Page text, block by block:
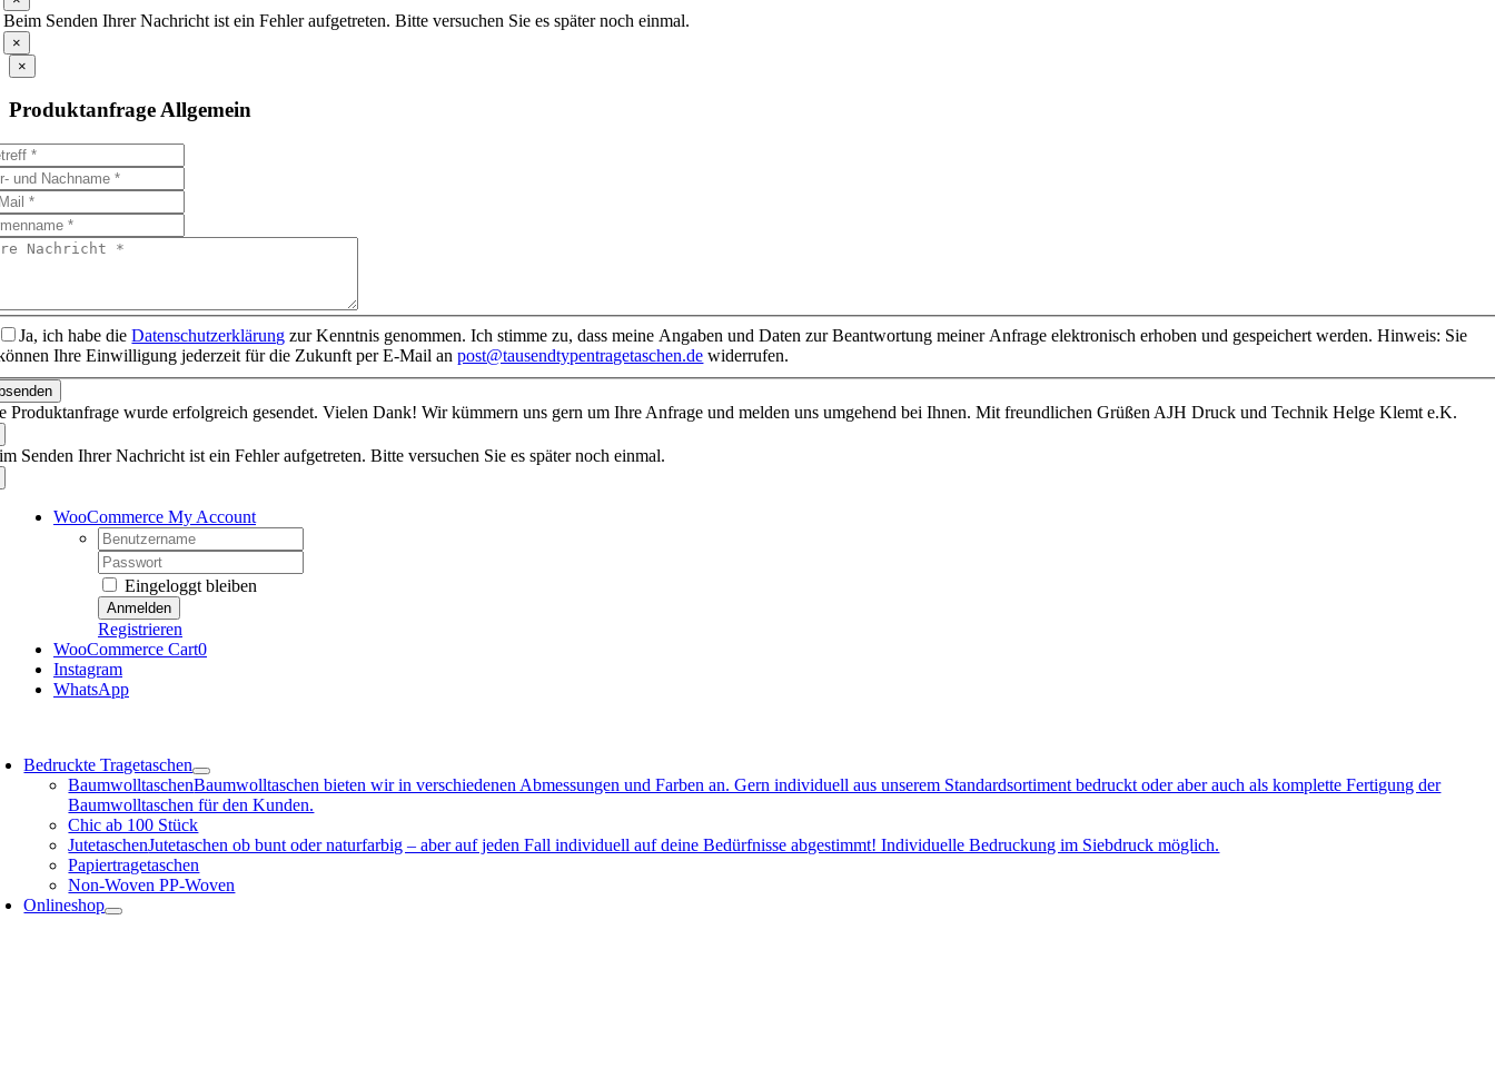
Beim Senden Ihrer Nachricht ist ein Fehler aufgetreten. Bitte versuchen Sie es später noch einmal.
×
×
Produktanfrage Allgemein
Ja, ich habe dieDatenschutzerklärung zur Kenntnis genommen. Ich stimme zu, dass meine Angaben und Daten zur Beantwortung meiner Anfrage elektronisch erhoben und gespeichert werden. Hinweis: Sie
Ihre Einwilligung jederzeit für die Zukunft per E-Mail anpost@tausendtypentragetaschen.de widerrufen.
Produktanfrage wurde erfolgreich gesendet. Vielen Dank! Wir kümmern uns gern um Ihre Anfrage und melden uns umgehend bei Ihnen. Mit freundlichen Grüßen AJH Druck und Technik Helge Klemt e.K.
Senden Ihrer Nachricht ist ein Fehler aufgetreten. Bitte versuchen Sie es später noch einmal.
WooCommerce My Account
Username:
Password:
Eingeloggt bleiben
Registrieren
WooCommerce Cart0
Instagram
WhatsApp
Bedruckte Tragetaschen
BaumwolltaschenBaumwolltaschen bieten wir in verschiedenen Abmessungen und Farben an. Gern individuell aus unserem Standardsortiment bedruckt oder aber auch als komplette Fertigung der
Baumwolltaschen für den Kunden.
Chic ab 100 Stück
JutetaschenJutetaschen ob bunt oder naturfarbig – aber auf jeden Fall individuell auf deine Bedürfnisse abgestimmt! Individuelle Bedruckung im Siebdruck möglich.
Papiertragetaschen
Non-Woven PP-Woven
Onlineshop